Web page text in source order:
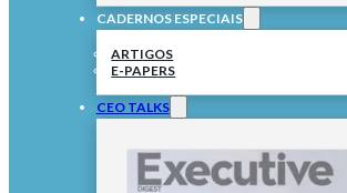
CADERNOS ESPECIAIS
ARTIGOS
E-PAPERS
CEO TALKS